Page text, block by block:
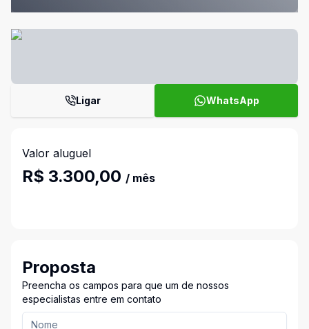
Ligar WhatsApp
Valor aluguel
R$ 3.300,00 / mês
Proposta
Preencha os campos para que um de nossos
especialistas entre em contato